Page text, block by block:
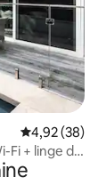
Note
4,92 (38)
Fi + linge de